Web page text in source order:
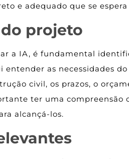
e adequado que se
projeto
a IA, é fundamental
entender as necessidades
civil, os prazos, o
ter uma compreensão
alcançá-los.